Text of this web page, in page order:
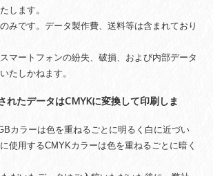
します。
みです。データ製作費、送料等は含まれており
マートフォンの紛失、破損、および内部データ
たしかねます。
れたデータはCMYKに変換して印刷しま
カラーは色を重ねるごとに明るく白に近づい
使用するCMYKカラーは色を重ねるごとに暗く